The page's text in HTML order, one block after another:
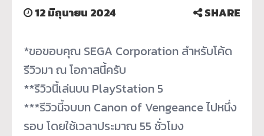
12 มิถุนายน 2024 SHARE
*ขอขอบคุณ SEGA Corporation สำหรับโค้ด
รีวิวมา ณ โอกาสนี้ครับ
**รีวิวนี้เล่นบน PlayStation 5
***รีวิวนี้จบบท Canon of Vengeance ไปหนึ่ง
รอบ โดยใช้เวลาประมาณ 55 ชั่วโมง